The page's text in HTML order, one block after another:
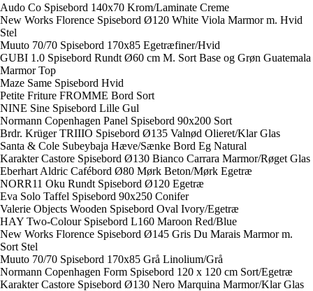
Audo Co Spisebord 140x70 Krom/Laminate Creme
New Works Florence Spisebord Ø120 White Viola Marmor m. Hvid
Stel
Muuto 70/70 Spisebord 170x85 Egetræfiner/Hvid
GUBI 1.0 Spisebord Rundt Ø60 cm M. Sort Base og Grøn Guatemala
Marmor Top
Maze Same Spisebord Hvid
Petite Friture FROMME Bord Sort
NINE Sine Spisebord Lille Gul
Normann Copenhagen Panel Spisebord 90x200 Sort
Brdr. Krüger TRIIIO Spisebord Ø135 Valnød Olieret/Klar Glas
Santa & Cole Subeybaja Hæve/Sænke Bord Eg Natural
Karakter Castore Spisebord Ø130 Bianco Carrara Marmor/Røget Glas
Eberhart Aldric Cafébord Ø80 Mørk Beton/Mørk Egetræ
NORR11 Oku Rundt Spisebord Ø120 Egetræ
Eva Solo Taffel Spisebord 90x250 Conifer
Valerie Objects Wooden Spisebord Oval Ivory/Egetræ
HAY Two-Colour Spisebord L160 Maroon Red/Blue
New Works Florence Spisebord Ø145 Gris Du Marais Marmor m.
Sort Stel
Muuto 70/70 Spisebord 170x85 Grå Linolium/Grå
Normann Copenhagen Form Spisebord 120 x 120 cm Sort/Egetræ
Karakter Castore Spisebord Ø130 Nero Marquina Marmor/Klar Glas